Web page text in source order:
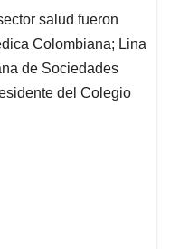
salud fueron
Colombiana; Lina
de Sociedades
del Colegio